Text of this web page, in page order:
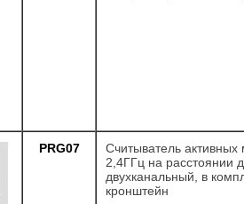
PRG07
Считыватель активных
2,4ГГц на расстоянии
двухканальный, в
кронштейн